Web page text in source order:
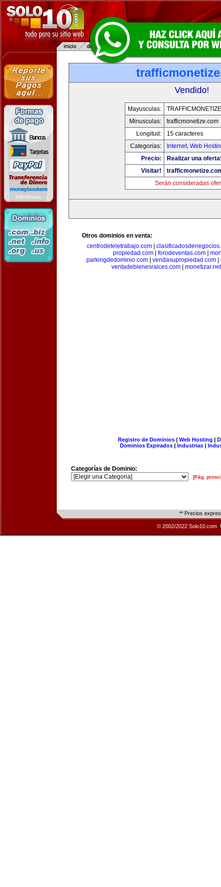
Vendido!
Mayusculas:
Minusculas:
trafficmonetize.com
Longitud:
15 caracteres
Categorias:
Internet, Web
Precio:
Realizar una
Visitar!
Serán consideradas
Otros dominios en venta:
centrodeteletrabajo.com
propiedad.com
forodeventas.com
parkingdedominio.com| vendasupropiedad.com|
ventadebienesraices.com
monetizar.net
Registro de Dominios| Web Hosting |
Dominios Expirados | Industrias |
Categorías de Dominio:
[Pág.
** Precios
© 2002/2022 Solo10.com